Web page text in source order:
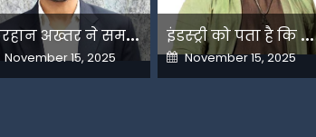
फ
रहान अख्तर ने समझाया देशभक्ति और अंधभक्ति का फर्क
Posted
on
November 15, 2025
इ
ंडस्ट्री को पता है कि मैं कहीं नहीं जाने वाला-अरशद वारसी
Posted
on
November 15, 2025